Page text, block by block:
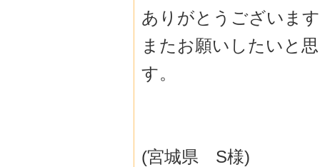
ありがとうございま
またお願いしたいと
す。
(宮城県 S様)